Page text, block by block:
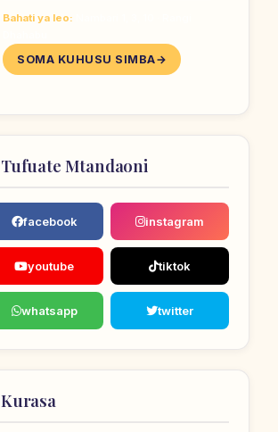
Bahati ya leo:
SOMA KUHUSU SIMBA
Tufuate Mtandaoni
facebook instagram
youtube tiktok
whatsapp twitter
Kurasa